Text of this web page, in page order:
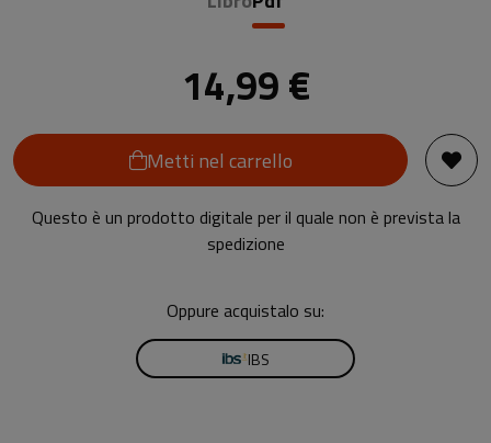
14,99 €
Metti nel carrello
Questo è un prodotto digitale per il quale non è prevista la
spedizione
Oppure acquistalo su:
IBS